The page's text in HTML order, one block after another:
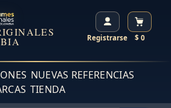
Registrarse $ 0
NUEVAS REFERENCIAS
TIENDA